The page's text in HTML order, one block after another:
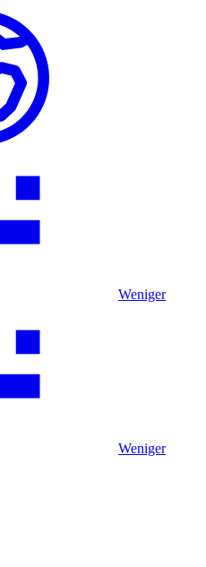
Weniger
Weniger